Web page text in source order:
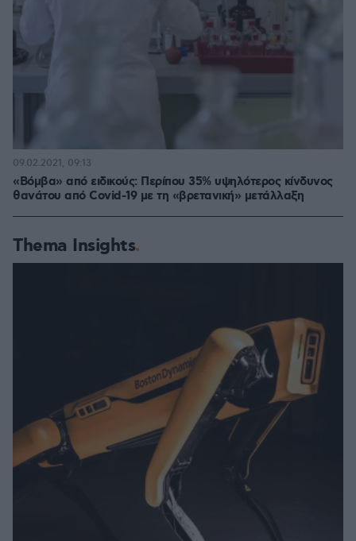
«Βόμβα» από ειδικούς: Περίπου 35% υψηλότερος κίνδυνος
θανάτου από Covid-19 με τη «βρετανική» μετάλλαξη
09.02.2021, 09:13
Thema Insights